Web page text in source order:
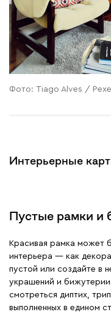
Фото: Tiago Alves /
Интерьерные
Пустые рамки и
Красивая рамка может
интерьера — как
пустой или создайте в
украшений и
смотреться диптих,
выполненных в едином